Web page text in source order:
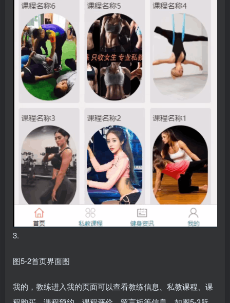
3.
图5-2首页界面图
我的，教练进入我的页面可以查看教练信息、私教课程、课